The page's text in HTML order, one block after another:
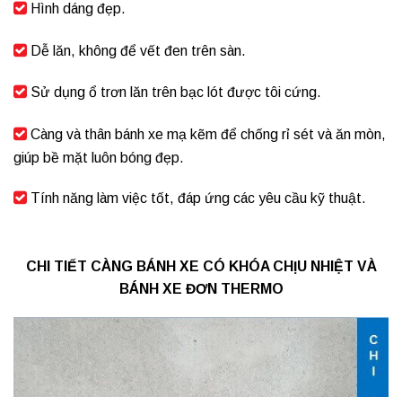
Hình dáng đẹp.
Dễ lăn, không để vết đen trên sàn.
Sử dụng ổ trơn lăn trên bạc lót được tôi cứng.
Càng và thân bánh xe mạ kẽm để chống rỉ sét và ăn mòn,
giúp bề mặt luôn bóng đẹp.
Tính năng làm việc tốt, đáp ứng các yêu cầu kỹ thuật.
CHI TIẾT CÀNG BÁNH XE CÓ KHÓA CHỊU NHIỆT VÀ
BÁNH XE ĐƠN THERMO